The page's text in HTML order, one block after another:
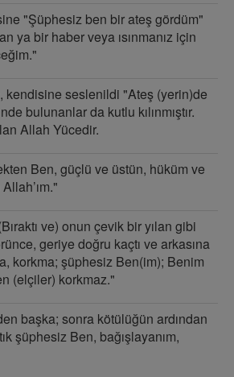
"Şüphesiz ben bir ateş gördüm"
ya bir haber veya ısınmanız için
kendisine seslenildi "Ateş (yerin)de
bulunanlar da kutlu kılınmıştır.
Allah Yücedir.
Ben, güçlü ve üstün, hüküm ve
ve) onun çevik bir yılan gibi
geriye doğru kaçtı ve arkasına
korkma; şüphesiz Ben(im); Benim
(elçiler) korkmaz."
başka; sonra kötülüğün ardından
şüphesiz Ben, bağışlayanım,